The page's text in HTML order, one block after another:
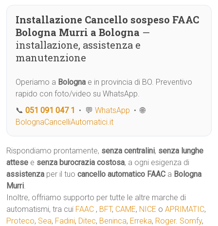
Installazione Cancello sospeso FAAC
Bologna Murri a Bologna —
installazione, assistenza e
manutenzione
Operiamo a Bologna e in provincia di BO. Preventivo
rapido con foto/video su WhatsApp.
📞051 091 047 1 • 💬WhatsApp • 🌐
BolognaCancelliAutomatici.it
Rispondiamo prontamente, senza centralini, senza lunghe
attese e senza burocrazia costosa, a ogni esigenza di
assistenza per il tuocancello automatico FAAC a Bologna
Murri.
Inoltre, offriamo supporto per tutte le altre marche di
automatismi, tra cui FAAC , BFT, CAME, NICE oAPRIMATIC,
Proteco, Sea, Fadini, Ditec, Beninca, Erreka, Roger. Somfy,